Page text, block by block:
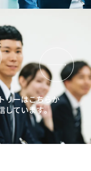
リーはこちらか
しています。